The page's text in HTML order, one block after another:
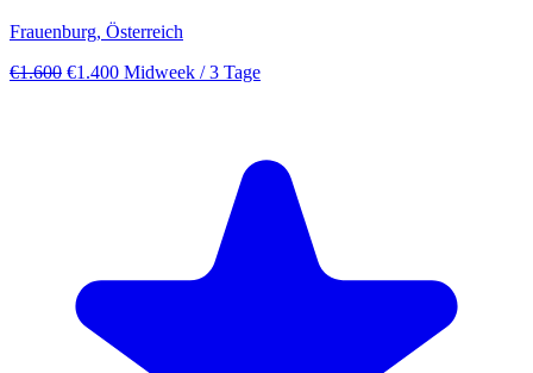
Frauenburg, Österreich
€1.600 €1.400 Midweek / 3 Tage